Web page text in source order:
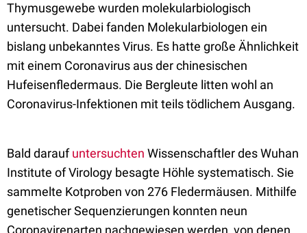
Thymusgewebe wurden molekularbiologisch
untersucht. Dabei fanden Molekularbiologen ein
bislang unbekanntes Virus. Es hatte große Ähnlichkeit
mit einem Coronavirus aus der chinesischen
Hufeisenfledermaus. Die Bergleute litten wohl an
Coronavirus-Infektionen mit teils tödlichem Ausgang.
Bald daraufuntersuchten Wissenschaftler des Wuhan
Institute of Virology besagte Höhle systematisch. Sie
sammelte Kotproben von 276 Fledermäusen. Mithilfe
genetischer Sequenzierungen konnten neun
Coronavirenarten nachgewiesen werden, von denen